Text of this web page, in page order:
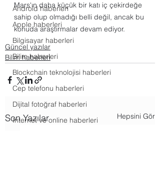
Android haberleri
Apple haberleri
Bilgisayar haberleri
Bilim haberleri
Blockchain teknolojisi haberleri
Cep telefonu haberleri
Dijital fotoğraf haberleri
Internet ve online haberleri
Mars'ın daha küçük bir katı iç çekirdeğe
sahip olup olmadığı belli değil, ancak bu
konuda araştırmalar devam ediyor.
Güncel yazılar
Bilim haberleri
Son Yazılar Hepsini Gör